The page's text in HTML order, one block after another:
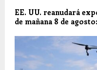
EE. UU. reanudará
de mañana 8 de